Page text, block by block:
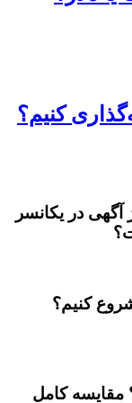
کنیم؟
آگهی در یکانسر
کنیم؟
مقایسه کامل